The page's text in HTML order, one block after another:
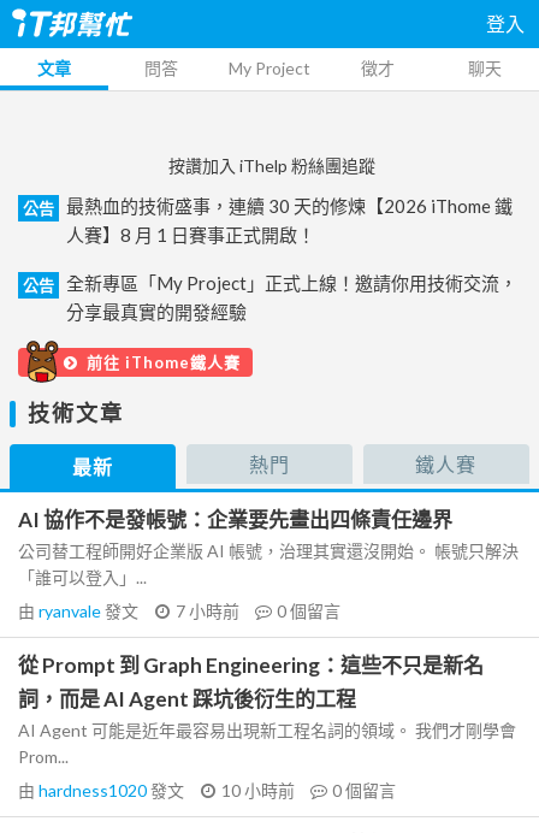
登入
文章 問答 My Project 徵才 聊天
按讚加入 iThelp 粉絲團追蹤
公告
最熱血的技術盛事，連續 30 天的修煉【2026 iThome 鐵
人賽】8 月 1 日賽事正式開啟！
公告
全新專區「My Project」正式上線！邀請你用技術交流，
分享最真實的開發經驗
前往 iThome鐵人賽
技術文章
最新 熱門 鐵人賽
AI 協作不是發帳號：企業要先畫出四條責任邊界
公司替工程師開好企業版 AI 帳號，治理其實還沒開始。 帳號只解決
「誰可以登入」...
由 ryanvale發文 7 小時前 0個留言
從 Prompt 到 Graph Engineering：這些不只是新名
詞，而是 AI Agent 踩坑後衍生的工程
AI Agent 可能是近年最容易出現新工程名詞的領域。 我們才剛學會
Prom...
由 hardness1020發文 10 小時前 0個留言